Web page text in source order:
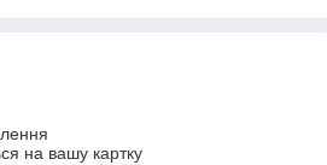
на вашу картку